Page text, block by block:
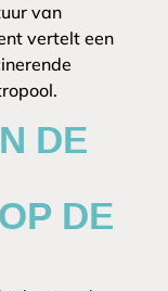
van
vertelt een
DE
DE